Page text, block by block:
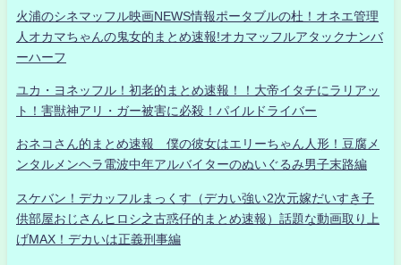
火浦のシネマッフル映画NEWS情報ポータブルの杜！オネエ管理
人オカマちゃんの鬼女的まとめ速報!オカマッフルアタックナンバ
ーハーフ
ユカ・ヨネッフル！初老的まとめ速報！！大帝イタチにラリアッ
ト！害獣神アリ・ガー被害に必殺！パイルドライバー
おネコさん的まとめ速報 僕の彼女はエリーちゃん人形！豆腐メ
ンタルメンヘラ電波中年アルバイターのぬいぐるみ男子末路編
スケバン！デカッフルまっくす（デカい強い2次元嫁だいすき子
供部屋おじさんヒロシ之古惑仔的まとめ速報）話題な動画取り上
げMAX！デカいは正義刑事編